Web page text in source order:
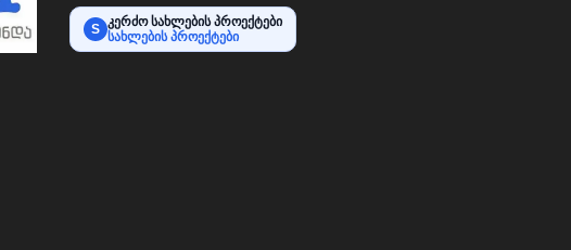
S კერძო სახლების პროექტები
სახლების პროექტები